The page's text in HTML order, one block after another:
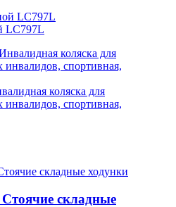
LC797L
коляска для
инвалидов, спортивная,
складные